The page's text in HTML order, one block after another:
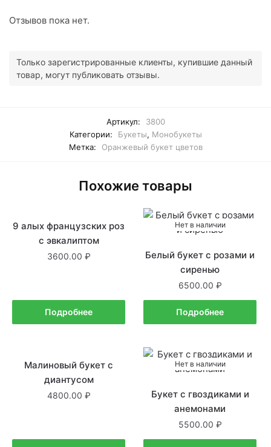
Отзывов пока нет.
Только зарегистрированные клиенты, купившие данный
товар, могут публиковать отзывы.
Артикул:
3800
Категории:
Букеты, Монобукеты
Метка:
Оранжевый букет цветов
Похожие товары
Нет в наличии
9 алых французских роз
с эвкалиптом
3600.00
Подробнее
Нет в наличии
Белый букет с розами и
сиренью
6500.00
Подробнее
В наличии
Малиновый букет с
диантусом
4800.00
Нет в наличии
Букет с гвоздиками и
анемонами
5500.00